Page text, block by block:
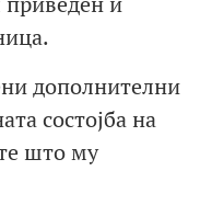
дополнителни
состојба на
што му